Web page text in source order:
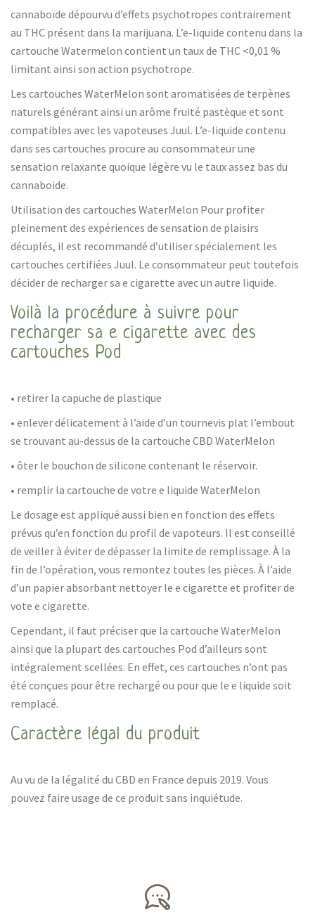
cannaboïde dépourvu d’effets psychotropes contrairement
au THC présent dans la marijuana. L’e-liquide contenu dans la
cartouche Watermelon contient un taux de THC <0,01 %
limitant ainsi son action psychotrope.
Les cartouches WaterMelon sont aromatisées de terpènes
naturels générant ainsi un arôme fruité pastèque et sont
compatibles avec les vapoteuses Juul. L’e-liquide contenu
dans ses cartouches procure au consommateur une
sensation relaxante quoique légère vu le taux assez bas du
cannaboide.
Utilisation des cartouches WaterMelon Pour profiter
pleinement des expériences de sensation de plaisirs
décuplés, il est recommandé d’utiliser spécialement les
cartouches certifiées Juul. Le consommateur peut toutefois
décider de recharger sa e cigarette avec un autre liquide.
Voilà la procédure à suivre pour
recharger sa e cigarette avec des
cartouches Pod
• retirer la capuche de plastique
• enlever délicatement à l’aide d’un tournevis plat l’embout
se trouvant au-dessus de la cartouche CBD WaterMelon
• ôter le bouchon de silicone contenant le réservoir.
• remplir la cartouche de votre e liquide WaterMelon
Le dosage est appliqué aussi bien en fonction des effets
prévus qu’en fonction du profil de vapoteurs. Il est conseillé
de veiller à éviter de dépasser la limite de remplissage. À la
fin de l’opération, vous remontez toutes les pièces. À l’aide
d’un papier absorbant nettoyer le e cigarette et profiter de
vote e cigarette.
Cependant, il faut préciser que la cartouche WaterMelon
ainsi que la plupart des cartouches Pod d’ailleurs sont
intégralement scellées. En effet, ces cartouches n’ont pas
été conçues pour être rechargé ou pour que le e liquide soit
remplacé.
Caractère légal du produit
Au vu de la légalité du CBD en France depuis 2019. Vous
pouvez faire usage de ce produit sans inquiétude.